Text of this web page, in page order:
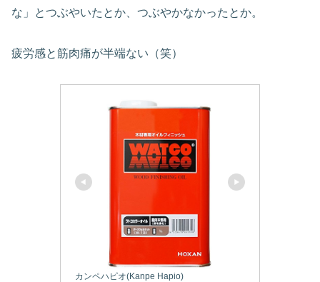
な」とつぶやいたとか、つぶやかなかったとか。
疲労感と筋肉痛が半端ない（笑）
カンペハピオ(Kanpe Hapio)